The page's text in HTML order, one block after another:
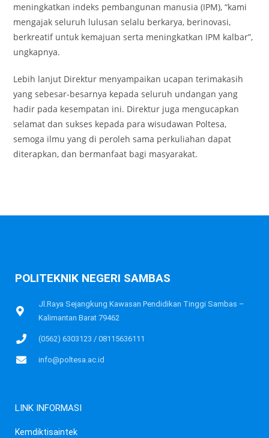
meningkatkan indeks pembangunan manusia (IPM), “kami
mengajak seluruh lulusan selalu berkarya, berinovasi,
berkreatif untuk kemajuan serta meningkatkan IPM kalbar”,
ungkapnya.
Lebih lanjut Direktur menyampaikan ucapan terimakasih
yang sebesar-besarnya kepada seluruh undangan yang
hadir pada kesempatan ini. Direktur juga mengucapkan
selamat dan sukses kepada para wisudawan Poltesa,
semoga ilmu yang di peroleh sama perkuliahan dapat
diterapkan, dan bermanfaat bagi masyarakat.
POLITEKNIK NEGERI SAMBAS
Jl.Raya Sejangkung Kawasan Pendidikan Tinggi Sambas –
Kalimantan Barat 79462
(0562) 6303123 / 08115636111
info@poltesa.ac.id
LINK INFORMASI
Kemdiktisaintek